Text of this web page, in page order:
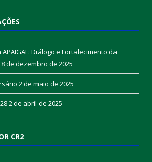
Diálogo e Fortalecimento da
de dezembro de 2025
2 de maio de 2025
2 de abril de 2025
CR2